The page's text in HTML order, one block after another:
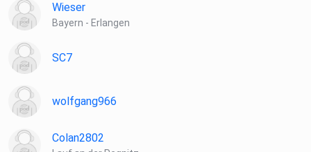
Wieser
Bayern - Erlangen
SC7
wolfgang966
Colan2802